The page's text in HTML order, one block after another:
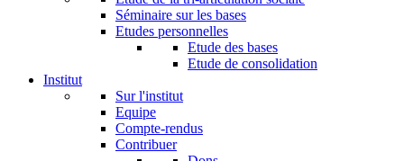
Séminaire sur les bases
Etudes personnelles
Etude des bases
Etude de consolidation
Institut
Sur l'institut
Equipe
Compte-rendus
Contribuer